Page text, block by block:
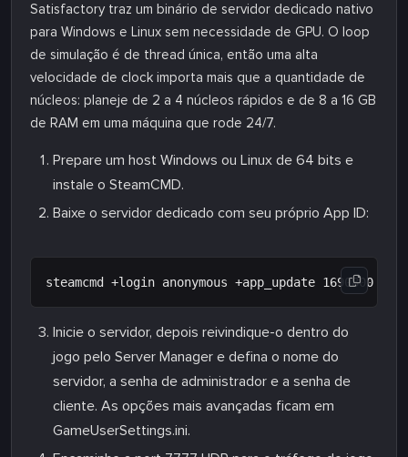
Satisfactory traz um binário de servidor dedicado nativo
para Windows e Linux sem necessidade de GPU. O loop
de simulação é de thread única, então uma alta
velocidade de clock importa mais que a quantidade de
núcleos: planeje de 2 a 4 núcleos rápidos e de 8 a 16 GB
de RAM em uma máquina que rode 24/7.
Prepare um host Windows ou Linux de 64 bits e
instale o SteamCMD.
Baixe o servidor dedicado com seu próprio App ID:
Inicie o servidor, depois reivindique-o dentro do
jogo pelo Server Manager e defina o nome do
servidor, a senha de administrador e a senha de
cliente. As opções mais avançadas ficam em
GameUserSettings.ini.